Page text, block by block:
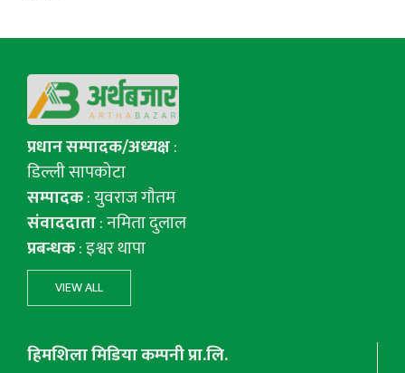
प्रधान सम्पादक/अध्यक्ष:
डिल्ली सापकोटा
सम्पादक: युवराज गाैतम
संवाददाता: नमिता दुलाल
प्रबन्धक: इश्वर थापा
VIEW ALL
हिमशिला मिडिया कम्पनी प्रा.लि.